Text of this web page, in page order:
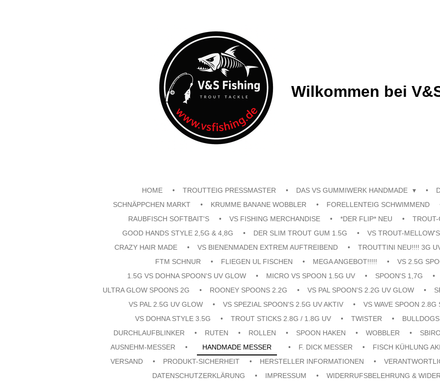
Wilkommen bei
HOME TROUTTEIG PRESSMASTER DAS VS GUMMIWERK HANDMADE
SCHNÄPPCHEN MARKT
KRUMME BANANE WOBBLER
FORELLENTEIG SCHWIMMEND
RAUBFISCH SOFTBAIT'S
VS FISHING MERCHANDISE *DER FLIP* NEU
TROUT-
GOOD HANDS STYLE 2,5G & 4,8G
DER SLIM TROUT GUM 1.5G
VS TROUT-MELLOW'S
CRAZY HAIR MADE
VS BIENENMADEN EXTREM AUFTREIBEND
TROUTTINI NEU!!!! 3G
FTM SCHNUR
FLIEGEN UL FISCHEN MEGA ANGEBOT!!!!!
VS 2.5G
1.5G VS DOHNA SPOON'S UV GLOW
MICRO VS SPOON 1.5G UV
SPOON'S 1,7G
ULTRA GLOW SPOONS 2G
ROONEY SPOONS 2.2G VS PAL SPOON'S 2.2G UV GLOW
VS PAL 2.5G UV GLOW
VS SPEZIAL SPOON'S 2.5G UV AKTIV
VS WAVE SPOON 2.8G
VS DOHNA STYLE 3.5G
TROUT STICKS 2.8G / 1.8G UV TWISTER
BULLDOGS
DURCHLAUFBLINKER
RUTEN ROLLEN SPOON HAKEN WOBBLER
AUSNEHM-MESSER
HANDMADE MESSER F. DICK MESSER
FISCH KÜHLUNG
VERSAND
PRODUKT-SICHERHEIT HERSTELLER INFORMATIONEN
DATENSCHUTZERKLÄRUNG
IMPRESSUM
WIDERRUFSBELEHRUNG &